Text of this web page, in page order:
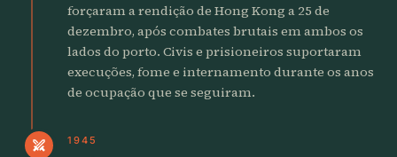
forçaram a rendição de Hong Kong a 25 de
dezembro, após combates brutais em ambos os
lados do porto. Civis e prisioneiros suportaram
execuções, fome e internamento durante os anos
de ocupação que se seguiram.
swords 1945